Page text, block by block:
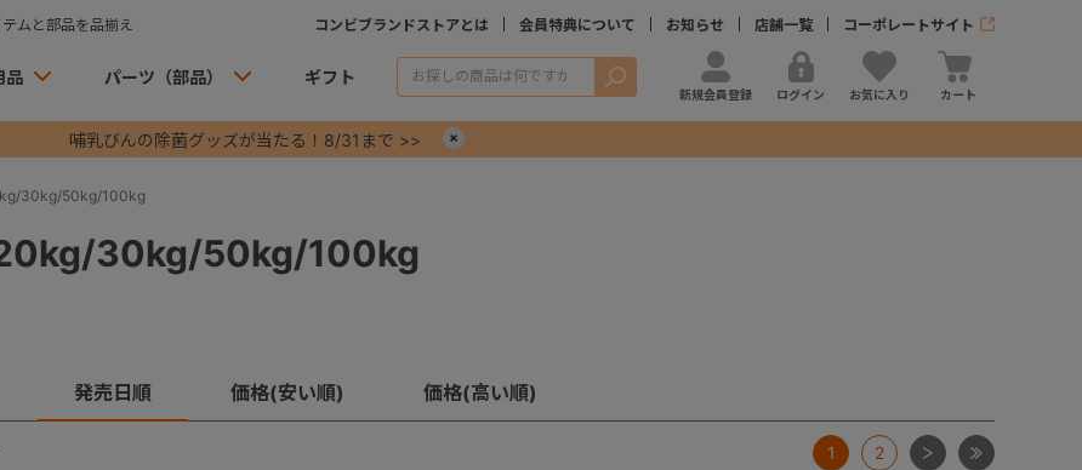
ムと部品を品揃え コンビブランドストアとは 会員特典について お知らせ 店舗一覧 コーポレートサイト
品 パーツ（部品） ギフト 検索
新規会員登録 ログイン お気に入り カート
哺乳びんの除菌グッズが当たる！8/31まで >>
30kg/50kg/100kg
30kg/50kg/100kg
発売日順 価格(安い順) 価格(高い順)
1 2 次 最後